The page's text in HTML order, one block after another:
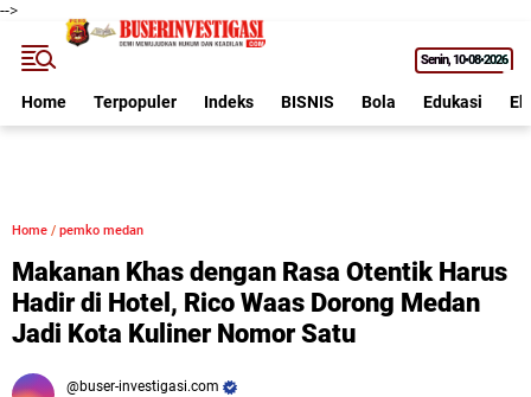
-->
Senin 10•08•2026
Home Terpopuler Indeks BISNIS Bola Edukasi
Home / pemko medan
Makanan Khas dengan Rasa Otentik Harus
Hadir di Hotel, Rico Waas Dorong Medan
Jadi Kota Kuliner Nomor Satu
buser-investigasi.com